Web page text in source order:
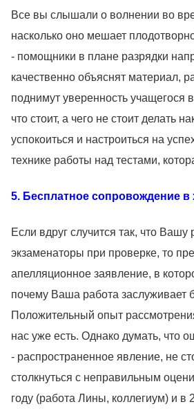
Все вы слышали о волнении во
насколько оно мешает
- помощники в плане разрядки
качественно объяснят материал,
поднимут уверенность учащегося
что стоит, а чего не стоит делать
успокоиться и настроиться на
технике работы над тестами,
5. Бесплатное сопровождение в
Если вдруг случится так, что
экзаменаторы при проверке, то
апелляционное заявление, в
почему Ваша работа заслуживает
Положительный опыт
нас уже есть. Однако думать, что
- распространенное явление, не
столкнуться с неправильным
году (работа Лины, коллегиум) и